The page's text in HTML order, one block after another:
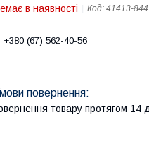
в наявності Код: 41413-
+380 (67) 562-40-56
товару протягом 14